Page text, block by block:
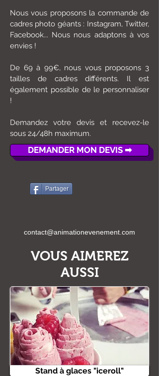
Nous vous proposons la commande de
cadres photo géants : Instagram, Twitter,
Facebook... Nous nous adaptons à vos
envies !
De 69 à 99€, nous vous proposons 3
tailles de cadres différents. Il est
également possible de le personnaliser
!
Demandez votre devis et recevez-le
sous 24/48h maximum.
DEMANDER MON DEVIS ➡
Partager
contact@animationevenement.com
VOUS AIMEREZ
AUSSI
Stand à glaces "iceroll"